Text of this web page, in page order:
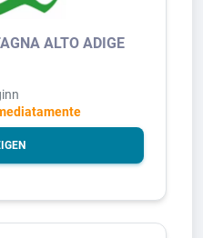
ALTO ADIGE